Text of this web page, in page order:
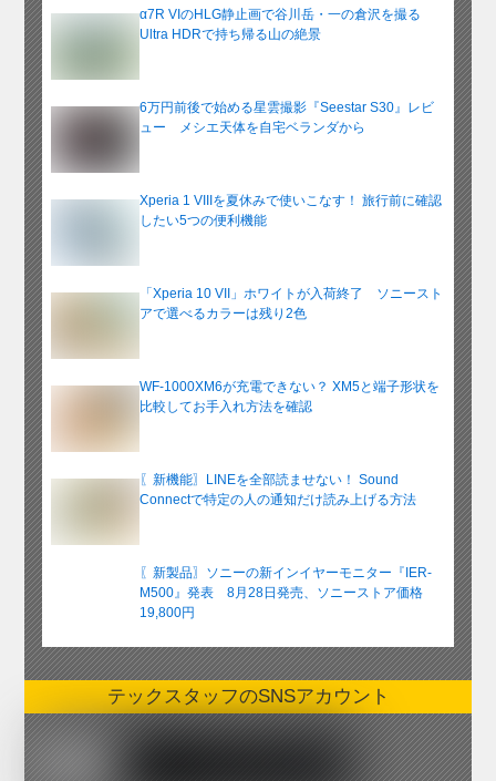
α7R VIのHLG静止画で谷川岳・一の倉沢を撮る
Ultra HDRで持ち帰る山の絶景
6万円前後で始める星雲撮影『Seestar S30』レビ
ュー メシエ天体を自宅ベランダから
Xperia 1 VIIIを夏休みで使いこなす！ 旅行前に確認
したい5つの便利機能
「Xperia 10 VII」ホワイトが入荷終了 ソニースト
アで選べるカラーは残り2色
WF-1000XM6が充電できない？ XM5と端子形状を
比較してお手入れ方法を確認
〖新機能〗LINEを全部読ませない！ Sound
Connectで特定の人の通知だけ読み上げる方法
〖新製品〗ソニーの新インイヤーモニター『IER-
M500』発表 8月28日発売、ソニーストア価格
19,800円
テックスタッフのSNSアカウント